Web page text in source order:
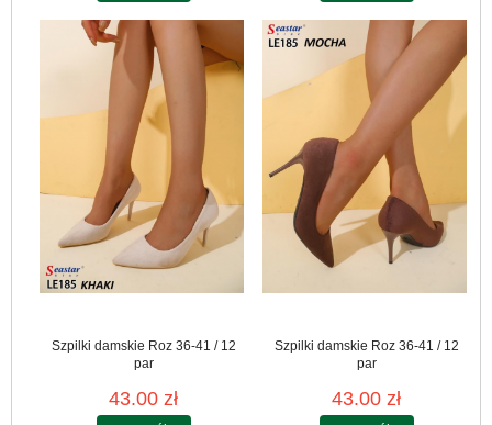
Szpilki damskie Roz 36-41 / 12
par
43.00 zł
Szpilki damskie Roz 36-41 / 12
par
43.00 zł